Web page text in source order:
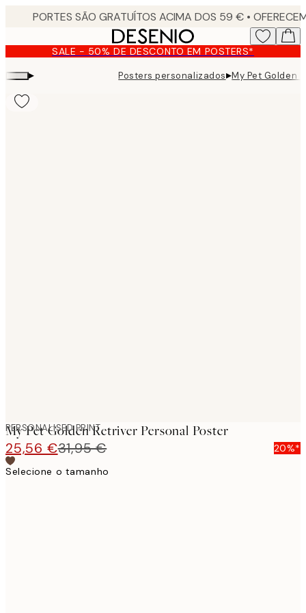
content. SALE - 50% DE DESCONTO EM POSTERS*
▸ Posters personalizados▸My Pet Golden
PERSONALISED PRINT
My Pet Golden Retriver Personal Poster
25,56 €31,95 €
20%*
Selecione o tamanho